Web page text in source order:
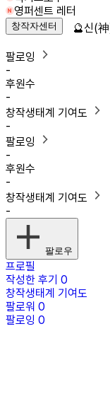
영퍼센트 레터
창작자센터
팔로잉
-
후원수
-
창작생태계 기여도
-
팔로잉
-
후원수
-
창작생태계 기여도
-
팔로우
프로필
작성한 후기 0
창작생태계 기여도
팔로워 0
팔로잉 0
🔮신(